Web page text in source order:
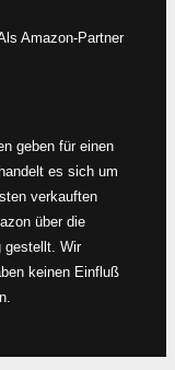
Amazon-Partner
geben für einen
es sich um
verkauften
über die
gestellt. Wir
keinen Einfluß